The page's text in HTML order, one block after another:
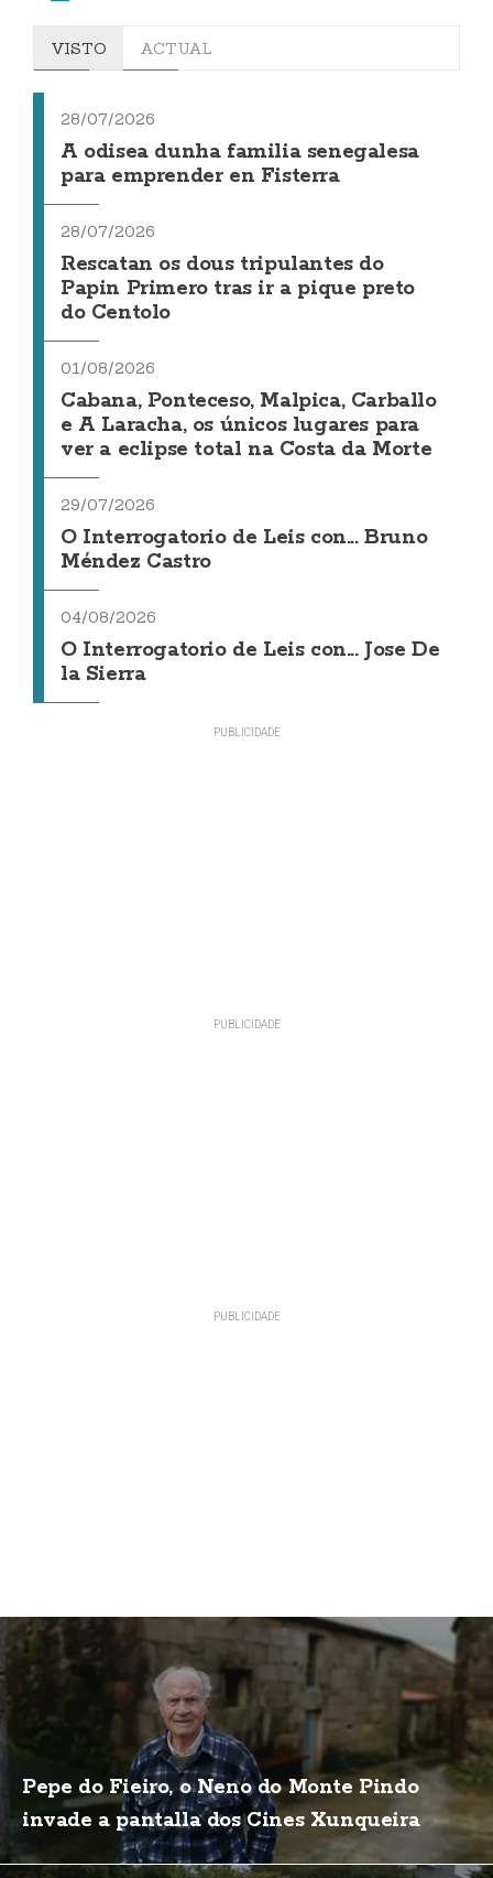
VISTO ACTUAL
28/07/2026
A odisea dunha familia senegalesa
para emprender en Fisterra
28/07/2026
Rescatan os dous tripulantes do
Papin Primero tras ir a pique preto
do Centolo
01/08/2026
Cabana, Ponteceso, Malpica, Carballo
e A Laracha, os únicos lugares para
ver a eclipse total na Costa da Morte
29/07/2026
O Interrogatorio de Leis con... Bruno
Méndez Castro
04/08/2026
O Interrogatorio de Leis con... Jose De
la Sierra
Pepe do Fieiro, o Neno do Monte Pindo
invade a pantalla dos Cines Xunqueira